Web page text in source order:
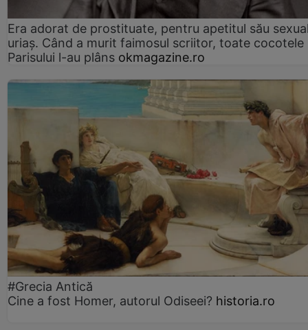
Era adorat de prostituate, pentru apetitul său
uriaș. Când a murit faimosul scriitor, toate cocotele
Parisului l-au plâns okmagazine.ro
#Grecia Antică
Cine a fost Homer, autorul Odiseei? historia.ro